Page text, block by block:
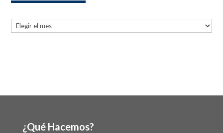
Archives
¿Qué Hacemos?